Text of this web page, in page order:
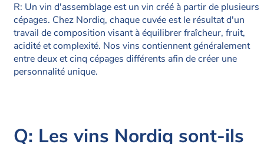
R: Un vin d'assemblage est un vin créé à partir de plusieurs
cépages. Chez Nordiq, chaque cuvée est le résultat d'un
travail de composition visant à équilibrer fraîcheur, fruit,
acidité et complexité. Nos vins contiennent généralement
entre deux et cinq cépages différents afin de créer une
personnalité unique.
Q: Les vins Nordiq sont-ils